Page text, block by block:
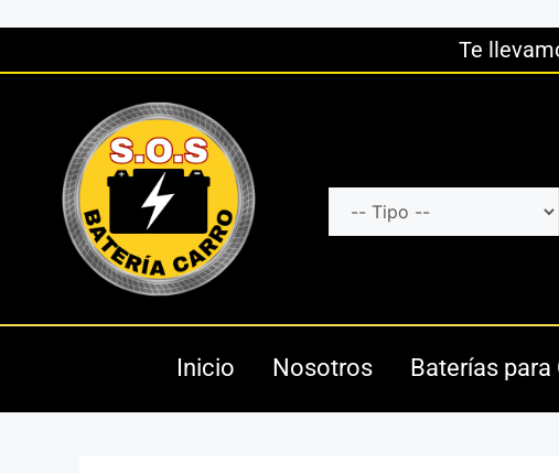
Te
Inicio Nosotros Baterías para